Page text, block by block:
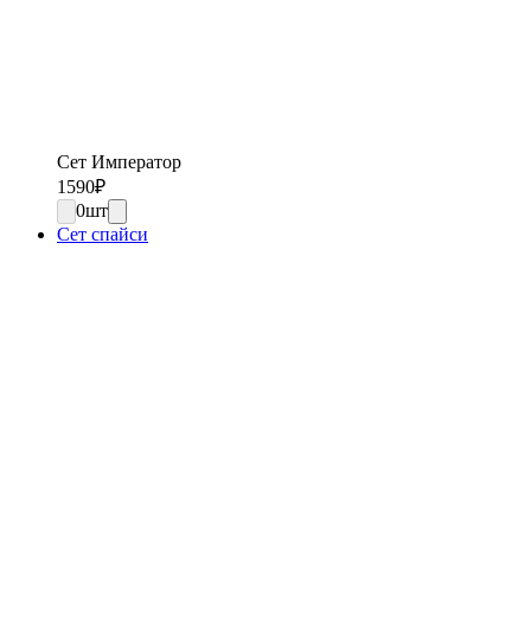
Сет Император
1590₽
0шт
Сет спайси